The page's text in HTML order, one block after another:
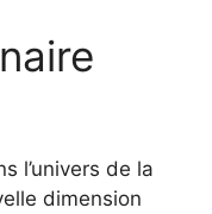
l’univers de la
dimension